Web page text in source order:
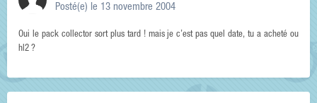
Posté(e) le 13 novembre 2004
Oui le pack collector sort plus tard ! mais je c’est pas quel date, tu a acheté ou
hl2 ?